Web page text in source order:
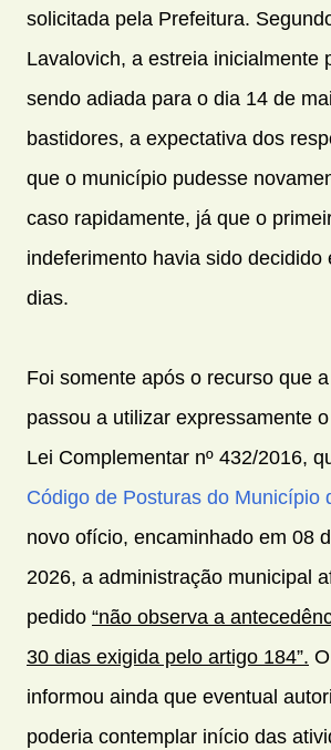
solicitada pela Prefeitura.
Lavalovich, a estreia inicialmente
sendo adiada para o dia 14 de
bastidores, a expectativa dos
que o município pudesse
caso rapidamente, já que o
indeferimento havia sido decidido
dias.
Foi somente após o recurso que
passou a utilizar expressamente
Lei Complementar nº 432/2016,
Código de Posturas do Município
novo ofício, encaminhado em 08
2026, a administração municipal
pedido “não observa a
30 dias exigida pelo artigo 184”.
informou ainda que eventual
poderia contemplar início das